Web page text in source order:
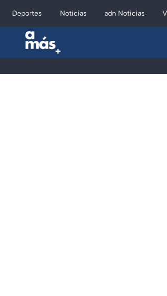
Deportes Noticias adn Noticias